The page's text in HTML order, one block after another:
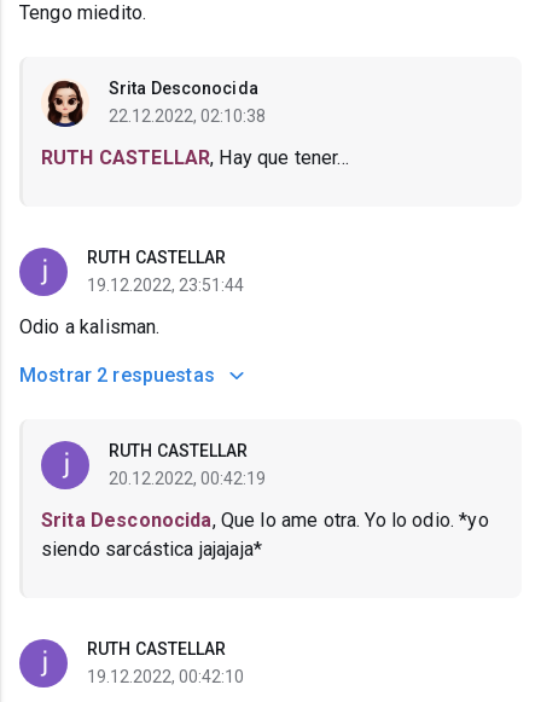
Tengo miedito.
Srita Desconocida
22.12.2022, 02:10:38
RUTH CASTELLAR, Hay que tener...
RUTH CASTELLAR
19.12.2022, 23:51:44
Odio a kalisman.
Mostrar 2 respuestas
RUTH CASTELLAR
20.12.2022, 00:42:19
Srita Desconocida, Que lo ame otra. Yo lo odio. *yo
siendo sarcástica jajajaja*
RUTH CASTELLAR
19.12.2022, 00:42:10